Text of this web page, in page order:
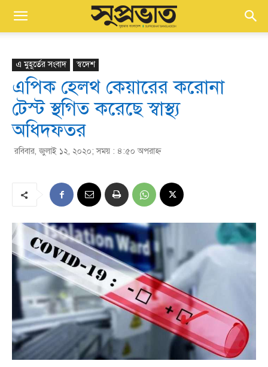
এ মুহূর্তের সংবাদ স্বদেশ
এপিক হেলথ কেয়ারের করোনা
টেস্ট স্থগিত করেছে স্বাস্থ্য
অধিদফতর
রবিবার, জুলাই ১২, ২০২০; সময় : ৪:৫০ অপরাহ্ণ